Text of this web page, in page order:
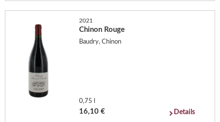
2021
Chinon Rouge
Baudry, Chinon
0,75 l
16,10 € Details